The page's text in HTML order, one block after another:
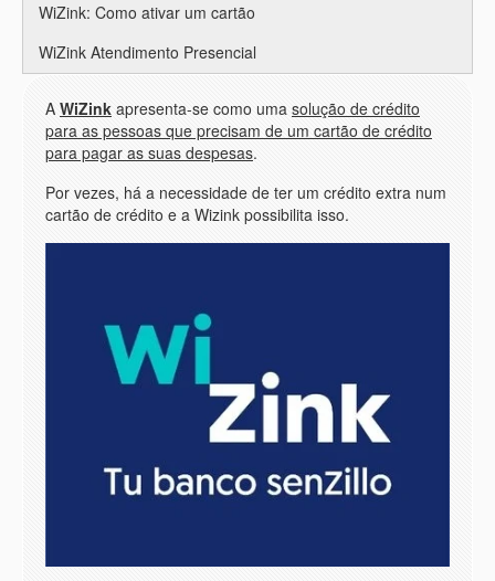
WiZink: Como ativar um cartão
WiZink Atendimento Presencial
A WiZink apresenta-se como uma solução de crédito
para as pessoas que precisam de um cartão de crédito
para pagar as suas despesas.
Por vezes, há a necessidade de ter um crédito extra num
cartão de crédito e a Wizink possibilita isso.